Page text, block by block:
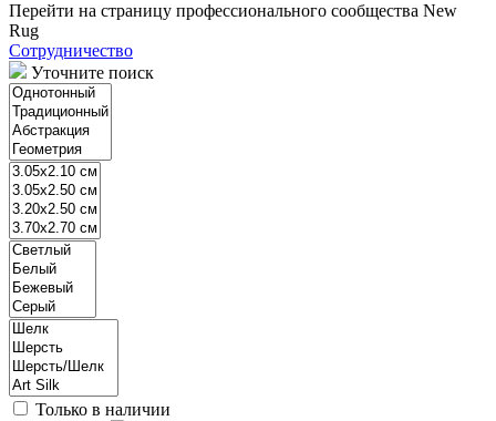
Перейти на страницу профессионального сообщества New
Rug
Сотрудничество
Уточните поиск
Только в наличии